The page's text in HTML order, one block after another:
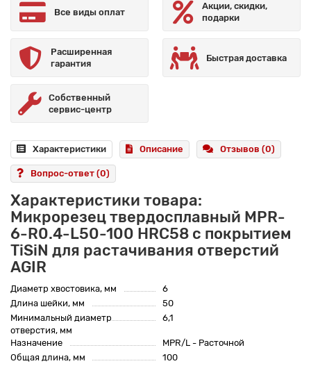
Все виды оплат
Акции, скидки,
подарки
Расширенная
гарантия
Быстрая доставка
Собственный
сервис-центр
Характеристики Описание Отзывов (0)
Вопрос-ответ (0)
Характеристики товара:
Микрорезец твердосплавный MPR-
6-R0.4-L50-100 HRC58 с покрытием
TiSiN для растачивания отверстий
AGIR
Диаметр хвостовика, мм
6
Длина шейки, мм
50
Минимальный диаметр
отверстия, мм
6,1
Назначение
MPR/L - Расточной
Общая длина, мм
100